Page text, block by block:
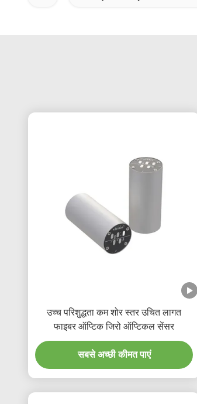
उच्च परिशुद्धता कम शोर स्तर उचित लागत
फाइबर ऑप्टिक जिरो ऑप्टिकल सेंसर
सबसे अच्छी कीमत पाएं